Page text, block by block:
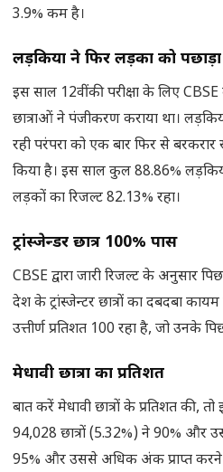
3.9% कम है।
लड़कियों ने फिर लड़कों को पछाड़ा
इस साल 12वीं की परीक्षा के लिए
छात्राओं ने पंजीकरण कराया था।
रही परंपरा को एक बार फिर से
किया है। इस साल कुल 88.86% लड़कियों
लड़कों का रिजल्ट 82.13% रहा।
ट्रांस्जेन्डर छात्र 100% पास
CBSE द्वारा जारी रिजल्ट के अनुसार
देश के ट्रांस्जेन्टर छात्रों का दबदबा
उत्तीर्ण प्रतिशत 100 रहा है, जो उनके
मेधावी छात्रों का प्रतिशत
बात करें मेधावी छात्रों के प्रतिशत की,
94,028 छात्रों (5.32%) ने 90% और
95% और उससे अधिक अंक प्राप्त करने